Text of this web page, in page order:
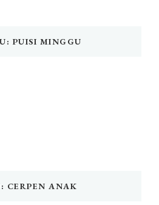
PUISI MINGGU
CERPEN ANAK